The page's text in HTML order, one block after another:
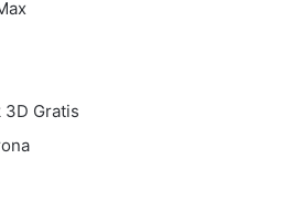
Gratis